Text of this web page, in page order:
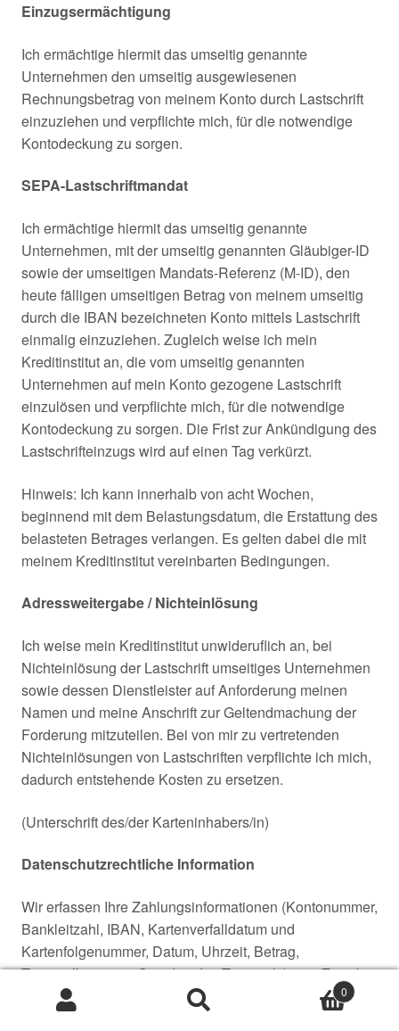
Einzugsermächtigung
Ich ermächtige hiermit das umseitig genannte
Unternehmen den umseitig ausgewiesenen
Rechnungsbetrag von meinem Konto durch Lastschrift
einzuziehen und verpflichte mich, für die notwendige
Kontodeckung zu sorgen.
SEPA-Lastschriftmandat
Ich ermächtige hiermit das umseitig genannte
Unternehmen, mit der umseitig genannten Gläubiger-ID
sowie der umseitigen Mandats-Referenz (M-ID), den
heute fälligen umseitigen Betrag von meinem umseitig
durch die IBAN bezeichneten Konto mittels Lastschrift
einmalig einzuziehen. Zugleich weise ich mein
Kreditinstitut an, die vom umseitig genannten
Unternehmen auf mein Konto gezogene Lastschrift
einzulösen und verpflichte mich, für die notwendige
Kontodeckung zu sorgen. Die Frist zur Ankündigung des
Lastschrifteinzugs wird auf einen Tag verkürzt.
Hinweis: Ich kann innerhalb von acht Wochen,
beginnend mit dem Belastungsdatum, die Erstattung des
belasteten Betrages verlangen. Es gelten dabei die mit
meinem Kreditinstitut vereinbarten Bedingungen.
Adressweitergabe / Nichteinlösung
Ich weise mein Kreditinstitut unwideruflich an, bei
Nichteinlösung der Lastschrift umseitiges Unternehmen
sowie dessen Dienstleister auf Anforderung meinen
Namen und meine Anschrift zur Geltendmachung der
Forderung mitzuteilen. Bei von mir zu vertretenden
Nichteinlösungen von Lastschriften verpflichte ich mich,
dadurch entstehende Kosten zu ersetzen.
(Unterschrift des/der Karteninhabers/in)
Datenschutzrechtliche Information
Wir erfassen Ihre Zahlungsinformationen (Kontonummer,
Bankleitzahl, IBAN, Kartenverfalldatum und
Kartenfolgenummer, Datum, Uhrzeit, Betrag,
Terminalkennung, Standort des Terminals) zum Zweck
der Zahlungsabwicklung, zur Kartenprüfung und zur
Verhinderung von Kartenmissbrauch.
0